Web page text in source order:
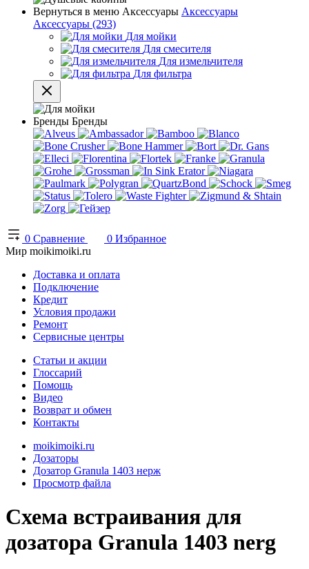
Вернуться в меню Аксессуары Аксессуары
Аксессуары (293)
Для мойки
Для смесителя
Для измельчителя
Для фильтра
Бренды Бренды
0 Сравнение 0 Избранное
Мир moikimoiki.ru
Доставка и оплата
Подключение
Кредит
Условия продажи
Ремонт
Сервисные центры
Статьи и акции
Глоссарий
Помощь
Видео
Возврат и обмен
Контакты
moikimoiki.ru
Дозаторы
Дозатор Granula 1403 нерж
Просмотр файла
Схема встраивания для
дозатора Granula 1403 nerg